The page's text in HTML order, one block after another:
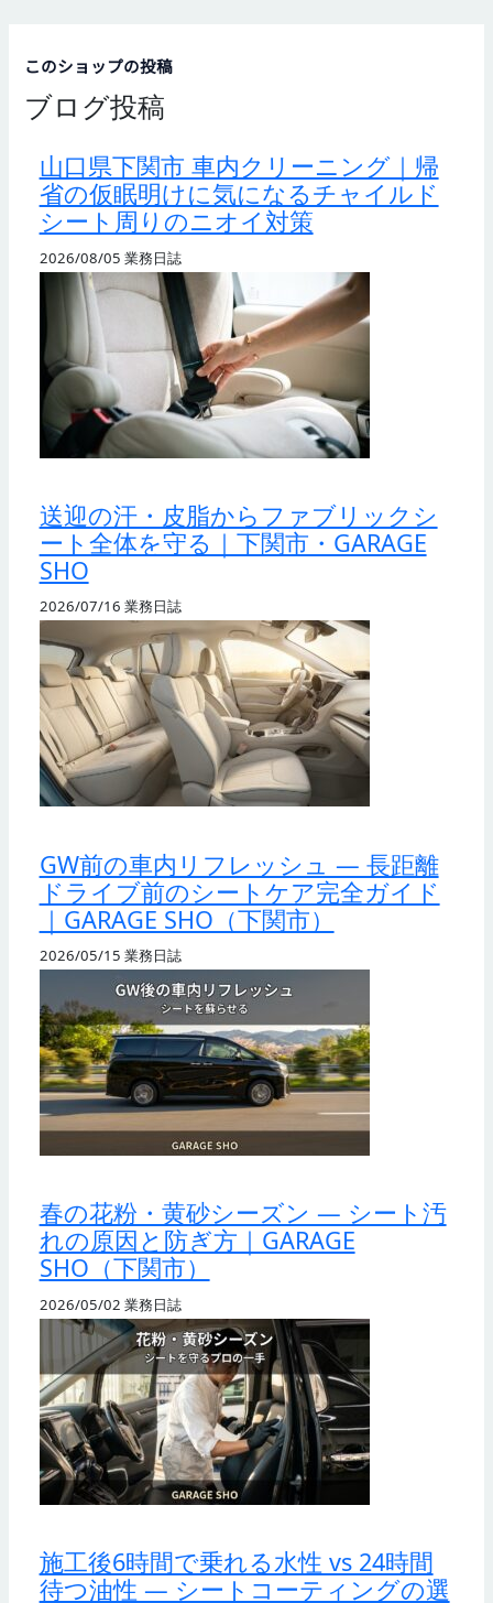
このショップの投稿
ブログ投稿
山口県下関市 車内クリーニング｜帰
省の仮眠明けに気になるチャイルド
シート周りのニオイ対策
2026/08/05 業務日誌
送迎の汗・皮脂からファブリックシ
ート全体を守る｜下関市・GARAGE
SHO
2026/07/16 業務日誌
GW前の車内リフレッシュ — 長距離
ドライブ前のシートケア完全ガイド
｜GARAGE SHO（下関市）
2026/05/15 業務日誌
春の花粉・黄砂シーズン — シート汚
れの原因と防ぎ方｜GARAGE
SHO（下関市）
2026/05/02 業務日誌
施工後6時間で乗れる水性 vs 24時間
待つ油性 — シートコーティングの選